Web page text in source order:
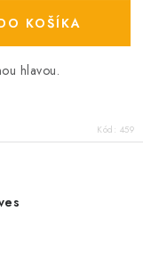
KOŠÍKA
hlavou.
Kód: 459